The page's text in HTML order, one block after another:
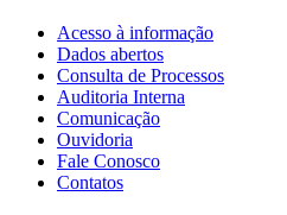
Acesso à informação
Dados abertos
Consulta de Processos
Auditoria Interna
Comunicação
Ouvidoria
Fale Conosco
Contatos